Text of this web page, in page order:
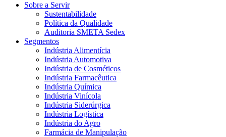
Sobre a Servir
Sustentabilidade
Política da Qualidade
Auditoria SMETA Sedex
Segmentos
Indústria Alimentícia
Indústria Automotiva
Indústria de Cosméticos
Indústria Farmacêutica
Indústria Química
Indústria Vinícola
Indústria Siderúrgica
Indústria Logística
Indústria do Agro
Farmácia de Manipulação